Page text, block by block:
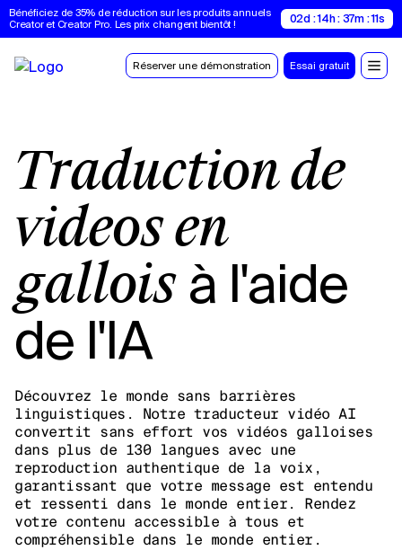
Bénéficiez de 35% de réduction sur les produits annuels
Creator et Creator Pro. Les prix changent bientôt !
02d : 14h : 37m : 10s
Réserver une démonstration Essai gratuit
Traduction de
vidéos en
gallois à l'aide
de l'IA
Découvrez le monde sans barrières
linguistiques. Notre traducteur vidéo AI
convertit sans effort vos vidéos galloises
dans plus de 130 langues avec une
reproduction authentique de la voix,
garantissant que votre message est entendu
et ressenti dans le monde entier. Rendez
votre contenu accessible à tous et
compréhensible dans le monde entier.